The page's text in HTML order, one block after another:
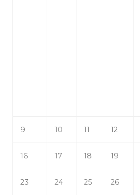
9 10 11 12
16 17 18 19
23 24 25 26